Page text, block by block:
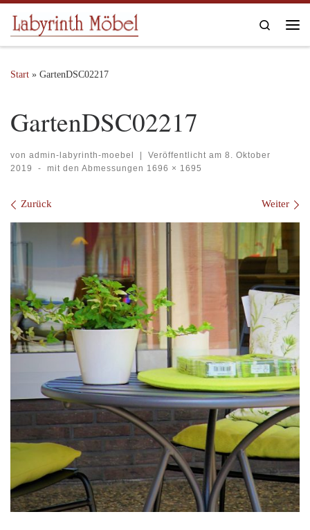
Zum Inhalt springen
Search
Start » GartenDSC02217
GartenDSC02217
von admin-labyrinth-moebel | Veröffentlicht am 8. Oktober
2019
- mit den Abmessungen 1696 × 1695
Bilder Navigation
Zurück Weiter